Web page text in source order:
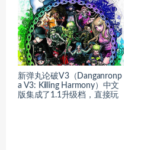
新弹丸论破V3（Danganronp
a V3: Killing Harmony）中文
版集成了1.1升级档，直接玩